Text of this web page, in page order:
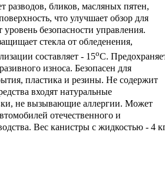
разводов, бликов, масляных пятен,
что улучшает обзор для
безопасности управления.
стекла от обледенения,
составляет - 15оС.
износа. Безопасен для
пластика и резины. Не содержит
входят натуральные
не вызывающие аллергии. Может
отечественного и
Вес канистры с жидкостью - 4